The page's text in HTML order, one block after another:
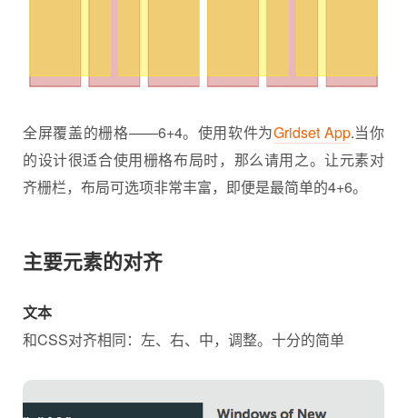
全屏覆盖的栅格——6+4。使用软件为Gridset App.当你
的设计很适合使用栅格布局时，那么请用之。让元素对
齐栅栏，布局可选项非常丰富，即便是最简单的4+6。
主要元素的对齐
文本
和CSS对齐相同：左、右、中，调整。十分的简单